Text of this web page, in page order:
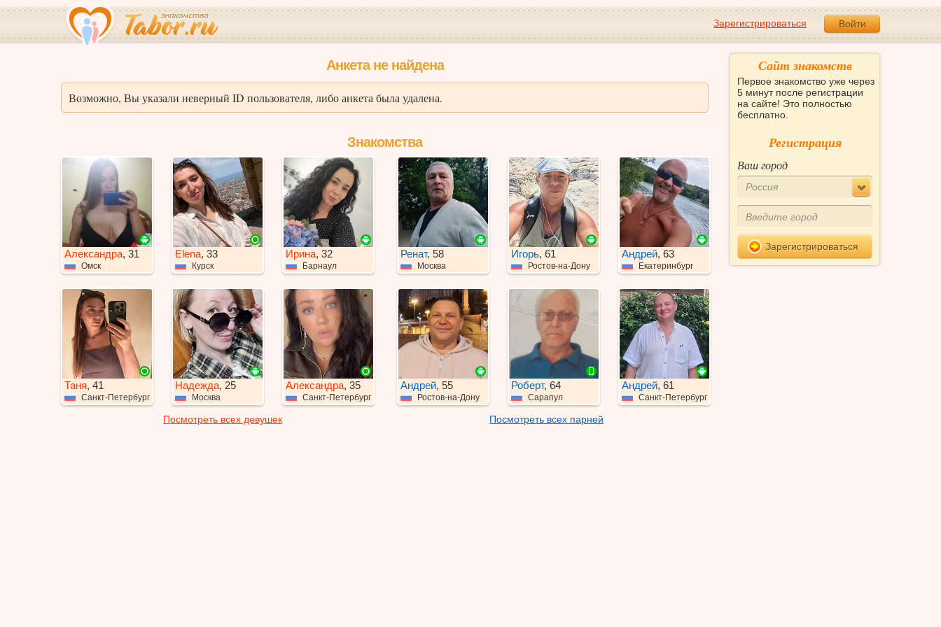
Зарегистрироваться Войти
Анкета не найдена
Возможно, Вы указали неверный ID пользователя, либо анкета была удалена.
Знакомства
Александра, 31
Омск
Elena, 33
Курск
Ирина, 32
Барнаул
Таня, 41
Санкт-Петербург
Надежда, 25
Москва
Александра, 35
Санкт-Петербург
Посмотреть всех девушек
Ренат, 58
Москва
Игорь, 61
Ростов-на-Дону
Андрей, 63
Екатеринбург
Андрей, 55
Ростов-на-Дону
Роберт, 64
Сарапул
Андрей, 61
Санкт-Петербург
Посмотреть всех парней
Сайт знакомств
Первое знакомство уже через
5 минут после регистрации
на сайте! Это полностью
бесплатно.
Регистрация
Ваш город
Россия
Зарегистрироваться